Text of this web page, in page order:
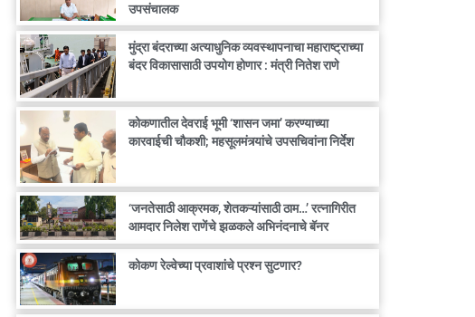
उपसंचालक
मुंद्रा बंदराच्या अत्याधुनिक व्यवस्थापनाचा महाराष्ट्राच्या
बंदर विकासासाठी उपयोग होणार : मंत्री नितेश राणे
कोकणातील देवराई भूमी ‘शासन जमा’ करण्याच्या
कारवाईची चौकशी; महसूलमंत्र्यांचे उपसचिवांना निर्देश
‘जनतेसाठी आक्रमक, शेतकऱ्यांसाठी ठाम…’ रत्नागिरीत
आमदार निलेश राणेंचे झळकले अभिनंदनाचे बॅनर
कोकण रेल्वेच्या प्रवाशांचे प्रश्न सुटणार?